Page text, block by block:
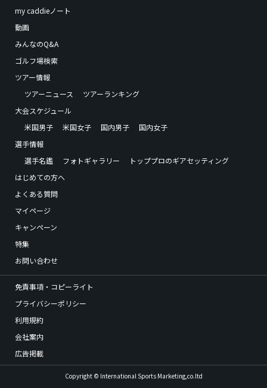
my caddieノート
動画
みんなのQ&A
ゴルフ場検索
ツアー情報
ツアーニュース
ツアーランキング
大会スケジュール
米国男子
米国女子 国内男子
国内女子
選手情報
選手名鑑
フォトギャラリー
トッププロのギアセッティング
はじめての方へ
よくある質問
マイページ
キャンペーン
特集
お問い合わせ
免責事項・コピーライト
プライバシーポリシー
利用規約
会社案内
広告掲載
Copyright © International Sports Marketing,co.ltd